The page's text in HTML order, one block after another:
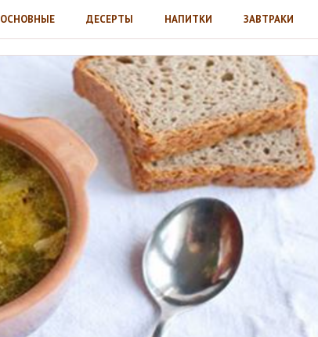
ОСНОВНЫЕ ДЕСЕРТЫ НАПИТКИ ЗАВТРАКИ